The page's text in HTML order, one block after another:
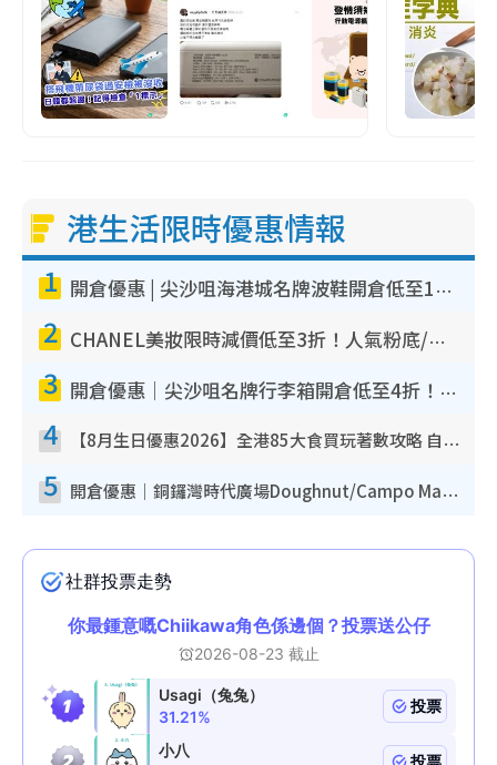
港生活限時優惠情報
1 開倉優惠 | 尖沙咀海港城名牌波鞋開倉低至1折！On鞋$899起／Joy&Peace鞋履$98起
2 CHANEL美妝限時減價低至3折！人氣粉底/唇膏/精華液低至$275！COCO香水都有平
3 開倉優惠｜尖沙咀名牌行李箱開倉低至4折！一連5日 American Tourister/ace./Hallmark $200起！
4 【8月生日優惠2026】全港85大食買玩著數攻略 自助餐/火鍋放題同行免費＋誠品/DONKI送現金券
5 開倉優惠｜銅鑼灣時代廣場Doughnut/Campo Marzio開倉低至1折！背囊、書包、手袋劈價$200起